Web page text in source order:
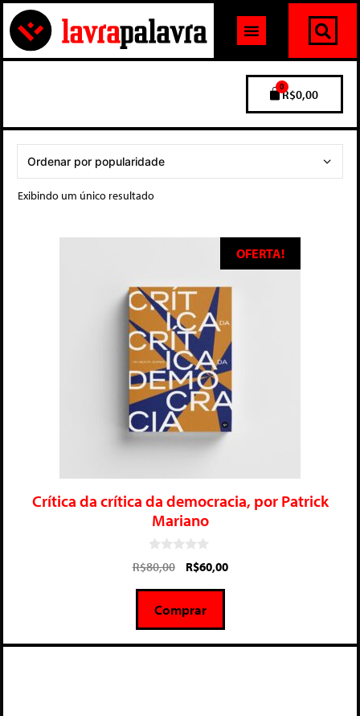
R$0,00
0
Exibindo um único resultado
OFERTA!
Crítica da crítica da democracia, por Patrick
Mariano
0
d
5
R$80,00 R$60,00
Comprar